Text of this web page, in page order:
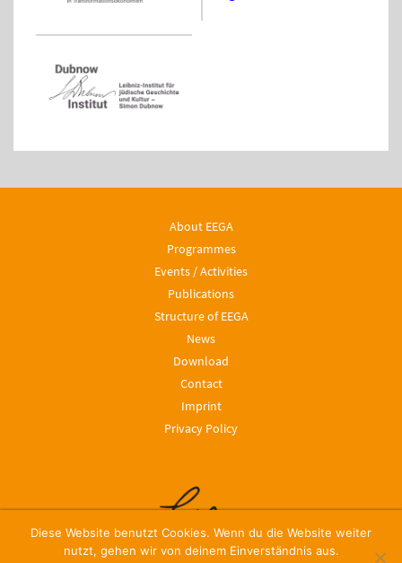
About EEGA
Programmes
Events / Activities
Publications
Structure of EEGA
News
Download
Contact
Imprint
Privacy Policy
Diese Website benutzt Cookies. Wenn du die Website weiter
nutzt, gehen wir von deinem Einverständnis aus.